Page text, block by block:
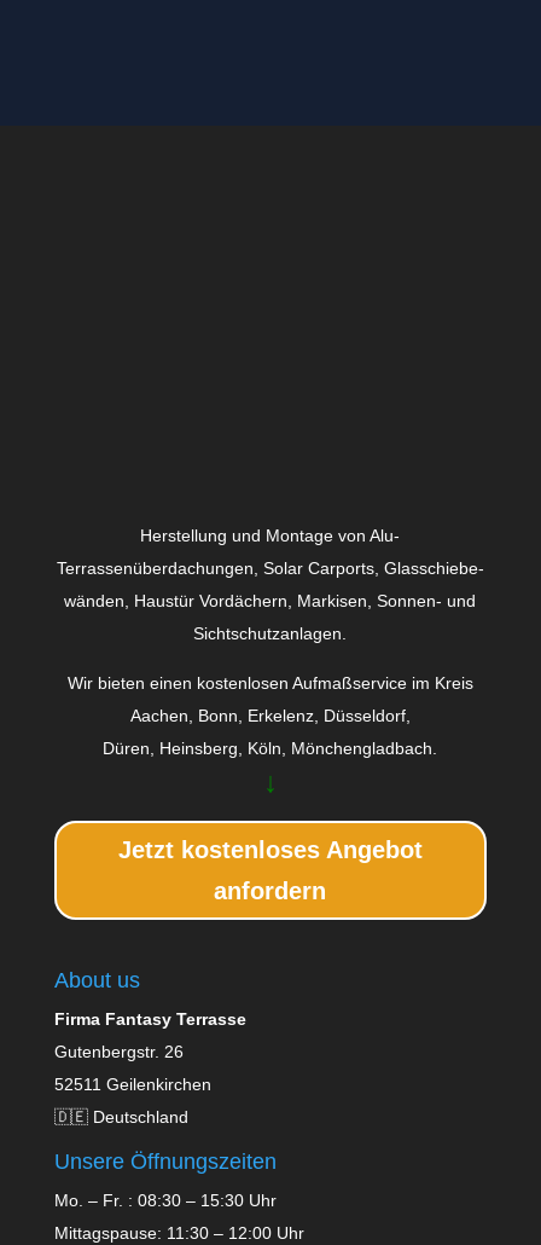
Herstellung und Montage von Alu-
Terrassenüberdachungen, Solar Carports, Glas­schiebe­
wänden, Haustür Vordächern, Markisen, Sonnen- und
Sichtschutzanlagen.
Wir bieten einen kostenlosen Aufmaßservice im Kreis
Aachen, Bonn, Erkelenz, Düsseldorf,
Düren, Heinsberg, Köln, Mönchengladbach.
↓
Jetzt kostenloses Angebot
anfordern
About us
Firma Fantasy Terrasse
Gutenbergstr. 26
52511 Geilenkirchen
🇩🇪 Deutschland
Unsere Öffnungszeiten
Mo. – Fr. : 08:30 – 15:30 Uhr
Mittagspause: 11:30 – 12:00 Uhr